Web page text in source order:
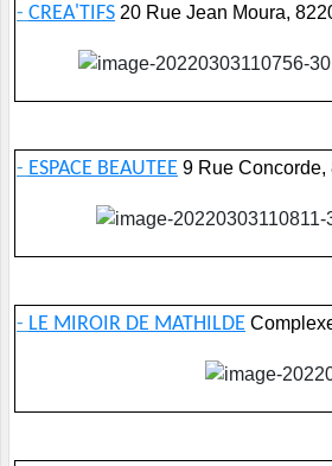
- CREA'TIFS 20 Rue Jean Moura,
- ESPACE BEAUTEE 9 Rue
- LE MIROIR DE MATHILDE